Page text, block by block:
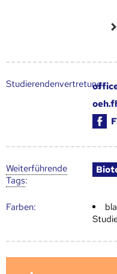
Studierendenvertretung:
Weiter­führende
Tags:
Farben: